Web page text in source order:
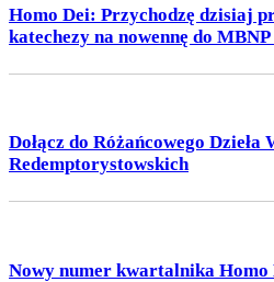
Homo Dei: Przychodzę dzisiaj
katechezy na nowennę do
Dołącz do Różańcowego Dzieła
Redemptorystowskich
Nowy numer kwartalnika Homo